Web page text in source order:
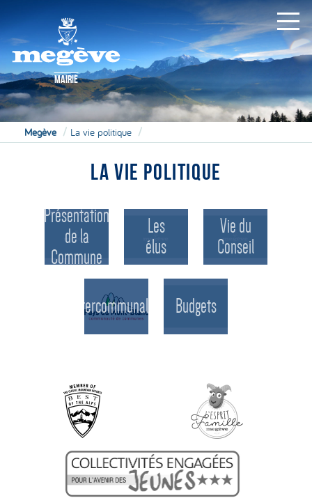
MAIRIE
Megève La vie politique
LA VIE POLITIQUE
Présentation
de la
Commune
Les
élus
Vie du
Conseil
Intercommunalité Budgets